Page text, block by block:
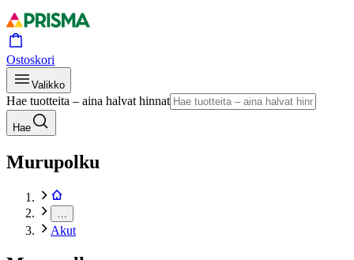
Ostoskori
Valikko
Hae tuotteita – aina halvat hinnat
Hae
Murupolku
Akut